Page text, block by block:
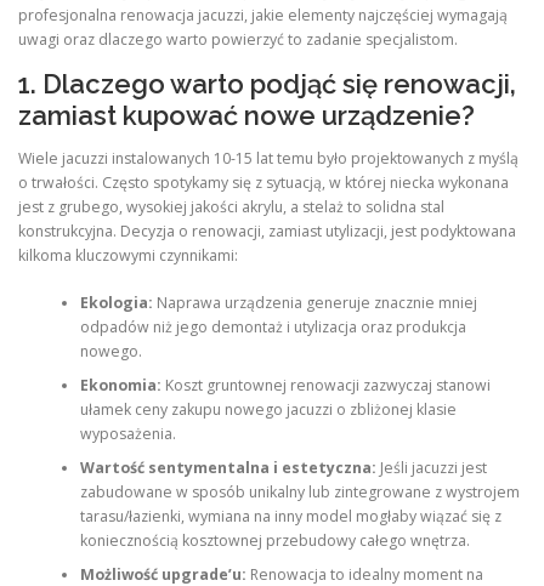
profesjonalna renowacja jacuzzi, jakie elementy najczęściej wymagają
uwagi oraz dlaczego warto powierzyć to zadanie specjalistom.
1. Dlaczego warto podjąć się renowacji,
zamiast kupować nowe urządzenie?
Wiele jacuzzi instalowanych 10-15 lat temu było projektowanych z myślą
o trwałości. Często spotykamy się z sytuacją, w której niecka wykonana
jest z grubego, wysokiej jakości akrylu, a stelaż to solidna stal
konstrukcyjna. Decyzja o renowacji, zamiast utylizacji, jest podyktowana
kilkoma kluczowymi czynnikami:
Ekologia: Naprawa urządzenia generuje znacznie mniej
odpadów niż jego demontaż i utylizacja oraz produkcja
nowego.
Ekonomia: Koszt gruntownej renowacji zazwyczaj stanowi
ułamek ceny zakupu nowego jacuzzi o zbliżonej klasie
wyposażenia.
Wartość sentymentalna i estetyczna: Jeśli jacuzzi jest
zabudowane w sposób unikalny lub zintegrowane z wystrojem
tarasu/łazienki, wymiana na inny model mogłaby wiązać się z
koniecznością kosztownej przebudowy całego wnętrza.
Możliwość upgrade’u: Renowacja to idealny moment na